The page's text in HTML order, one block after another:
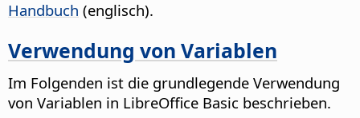
Handbuch (englisch).
Verwendung von Variablen
Im Folgenden ist die grundlegende Verwendung
von Variablen in LibreOffice Basic beschrieben.